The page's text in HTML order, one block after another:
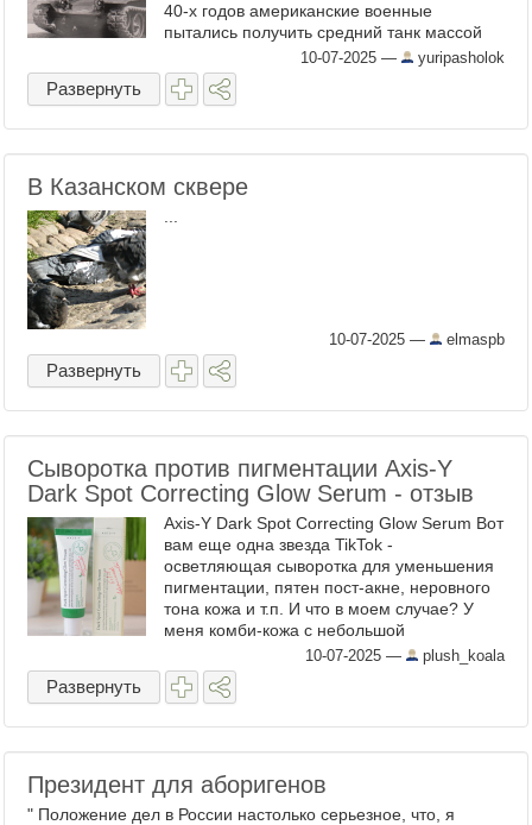
40-х годов американские военные
пытались получить средний танк массой
около 30 тонн, меньше лучше. Первой
ласточкой стал Medium Tank T42, ...
10-07-2025 — yuripasholok
Развернуть
В Казанском сквере
10-07-2025 — elmaspb
Развернуть
Сыворотка против пигментации Axis-Y
Dark Spot Correcting Glow Serum - отзыв
Axis-Y Dark Spot Correcting Glow Serum Вот
вам еще одна звезда TikTok -
осветляющая сыворотка для уменьшения
пигментации, пятен пост-акне, неровного
тона кожа и т.п. И что в моем случае? У
меня комби-кожа с небольшой
склонностью к пигментации - есть
буквально несколько ...
10-07-2025 — plush_koala
Развернуть
Президент для аборигенов
" Положение дел в России настолько серьезное, что, я